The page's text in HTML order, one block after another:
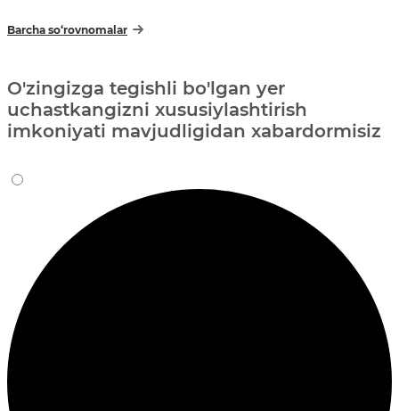
Barcha so‘rovnomalar
O'zingizga tegishli bo'lgan yer
uchastkangizni xususiylashtirish
imkoniyati mavjudligidan xabardormisiz